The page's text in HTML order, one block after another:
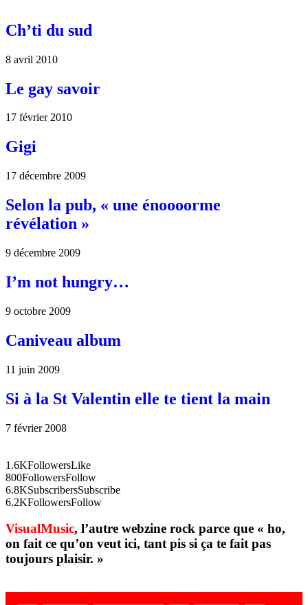
Ch’ti du sud
8 avril 2010
Le gay savoir
17 février 2010
Gigi
17 décembre 2009
Selon la pub, « une énoooorme
révélation »
9 décembre 2009
I’m not hungry…
9 octobre 2009
Caniveau album
11 juin 2009
Si à la St Valentin elle te tient la main
7 février 2008
1.6KFollowersLike
800FollowersFollow
6.8KSubscribersSubscribe
6.2KFollowersFollow
VisualMusic, l’autre webzine rock parce que « ho,
on fait ce qu’on veut ici, tant pis si ça te fait pas
toujours plaisir. »